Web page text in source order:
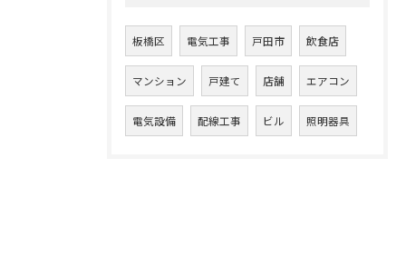
板橋区 電気工事 戸田市 飲食店
マンション 戸建て 店舗 エアコン
電気設備 配線工事 ビル 照明器具